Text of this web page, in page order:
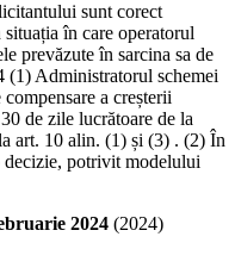
sunt corect
în care operatorul
prevăzute în sarcina sa de
(1) Administratorul schemei
a creșterii
de zile lucrătoare de la
art. 10 alin. (1) și (3) . (2) În
decizie, potrivit modelului
2024 (2024)